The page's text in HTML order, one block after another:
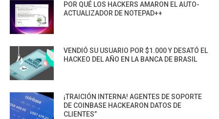
POR QUÉ LOS HACKERS AMARON EL AUTO-
ACTUALIZADOR DE NOTEPAD++
VENDIÓ SU USUARIO POR $1.000 Y DESATÓ EL
HACKEO DEL AÑO EN LA BANCA DE BRASIL
¡TRAICIÓN INTERNA! AGENTES DE SOPORTE
DE COINBASE HACKEARON DATOS DE
CLIENTES”